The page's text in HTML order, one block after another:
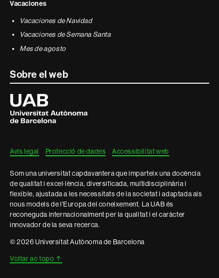
Vacaciones
Vacaciones de Navidad
Vacaciones de Semana Santa
Mes de agosto
Sobre el web
Universitat
Autònoma
de
Barcelona
Avís legal Protecció de dades Accessibilitat web
Som una universitat capdavantera que imparteix una docència
de qualitat i excel·lència, diversificada, multidisciplinària i
flexible, ajustada a les necessitats de la societat i adaptada als
nous models de l'Europa del coneixement. La UAB és
reconeguda internacionalment per la qualitat i el caràcter
innovador de la seva recerca.
© 2026 Universitat Autònoma de Barcelona
Voltar ao topo ↑